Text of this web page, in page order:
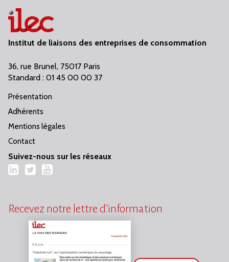
Institut de liaisons des entreprises de consommation
36, rue Brunel, 75017 Paris
Standard : 01 45 00 00 37
Présentation
Adhérents
Mentions légales
Contact
Suivez-nous sur les réseaux
LinkedIn
TwitterYouTube
Recevez notre lettre d’information